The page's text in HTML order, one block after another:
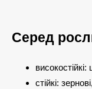
Серед
стійкі: